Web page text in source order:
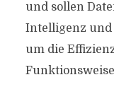
und sollen
Intelligenz
um die